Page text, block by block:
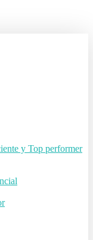
y Top performer